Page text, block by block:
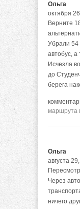
Ольга
октября
Верните
Убрали 54
автобус, а
Исчезла
до
берега
маршрута
Ольга
августа
Через
ничего